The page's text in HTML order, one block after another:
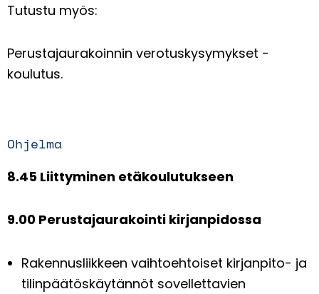
Tutustu myös:
Perustajaurakoinnin verotuskysymykset -
koulutus.
Ohjelma
8.45 Liittyminen etäkoulutukseen
9.00 Perustajaurakointi kirjanpidossa
Rakennusliikkeen vaihtoehtoiset kirjanpito- ja
tilinpäätöskäytännöt sovellettavien